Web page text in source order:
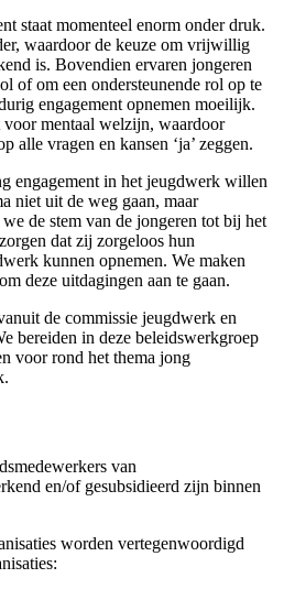
staat momenteel enorm onder druk.
waardoor de keuze om vrijwillig
is. Bovendien ervaren jongeren
of om een ondersteunende rol op te
engagement opnemen moeilijk.
voor mentaal welzijn, waardoor
alle vragen en kansen ‘ja’ zeggen.
engagement in het jeugdwerk willen
niet uit de weg gaan, maar
de stem van de jongeren tot bij het
dat zij zorgeloos hun
kunnen opnemen. We maken
deze uitdagingen aan te gaan.
de commissie jeugdwerk en
bereiden in deze beleidswerkgroep
voor rond het thema jong
van
en/of gesubsidieerd zijn binnen
worden vertegenwoordigd